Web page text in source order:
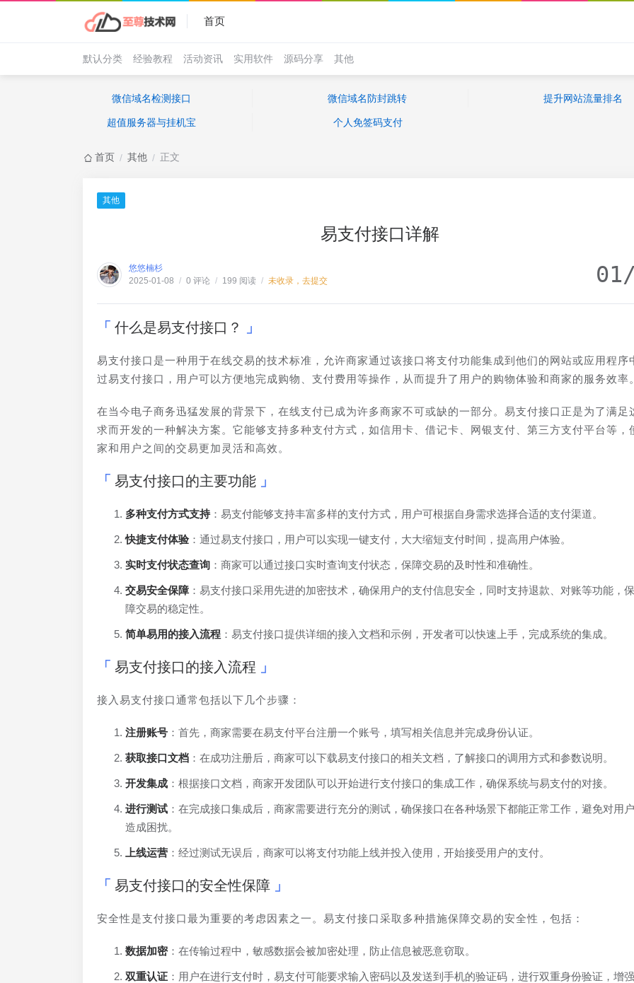
首页
默认分类 经验教程 活动资讯 实用软件 源码分享 其他
微信域名检测接口 微信域名防封跳转 提升网站流量排名
超值服务器与挂机宝 个人免签码支付
首页 / 其他 / 正文
其他
易支付接口详解
悠悠楠杉
2025-01-08 / 0 评论 / 199 阅读 / 未收录，去提交
什么是易支付接口？
易支付接口是一种用于在线交易的技术标准，允许商家通过该接口将支付功能集成到他们的网站或应用程序
过易支付接口，用户可以方便地完成购物、支付费用等操作，从而提升了用户的购物体验和商家的服务效率
在当今电子商务迅猛发展的背景下，在线支付已成为许多商家不可或缺的一部分。易支付接口正是为了满足
求而开发的一种解决方案。它能够支持多种支付方式，如信用卡、借记卡、网银支付、第三方支付平台等，
家和用户之间的交易更加灵活和高效。
易支付接口的主要功能
多种支付方式支持：易支付能够支持丰富多样的支付方式，用户可根据自身需求选择合适的支付渠道。
快捷支付体验：通过易支付接口，用户可以实现一键支付，大大缩短支付时间，提高用户体验。
实时支付状态查询 ：商家可以通过接口实时查询支付状态，保障交易的及时性和准确性。
交易安全保障 ：易支付接口采用先进的加密技术，确保用户的支付信息安全，同时支持退款、对账等功能，保
障交易的稳定性。
简单易用的接入流程 ：易支付接口提供详细的接入文档和示例，开发者可以快速上手，完成系统的集成。
易支付接口的接入流程
接入易支付接口通常包括以下几个步骤：
注册账号 ：首先，商家需要在易支付平台注册一个账号，填写相关信息并完成身份认证。
获取接口文档 ：在成功注册后，商家可以下载易支付接口的相关文档，了解接口的调用方式和参数说明。
开发集成 ：根据接口文档，商家开发团队可以开始进行支付接口的集成工作，确保系统与易支付的对接。
进行测试 ：在完成接口集成后，商家需要进行充分的测试，确保接口在各种场景下都能正常工作，避免对用户
造成困扰。
上线运营 ：经过测试无误后，商家可以将支付功能上线并投入使用，开始接受用户的支付。
易支付接口的安全性保障
安全性是支付接口最为重要的考虑因素之一。易支付接口采取多种措施保障交易的安全性，包括：
数据加密：在传输过程中，敏感数据会被加密处理，防止信息被恶意窃取。
双重认证 ：用户在进行支付时，易支付可能要求输入密码以及发送到手机的验证码，进行双重身份验证，增强